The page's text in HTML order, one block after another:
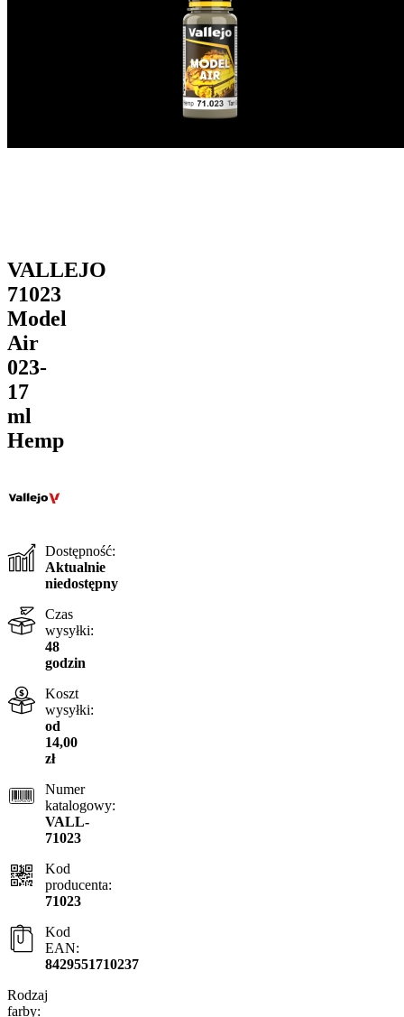
VALLEJO
71023
Model
Air
023-
17
ml
Hemp
Dostępność:
Aktualnie
niedostępny
Czas
wysyłki:
48
godzin
Koszt
wysyłki:
od
14,00
zł
Numer
katalogowy:
VALL-
71023
Kod
producenta:
71023
Kod
EAN:
8429551710237
Rodzaj
farby: